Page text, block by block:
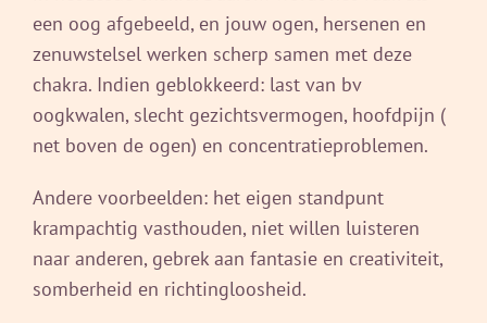
een oog afgebeeld, en jouw ogen, hersenen en
zenuwstelsel werken scherp samen met deze
chakra. Indien geblokkeerd: last van bv
oogkwalen, slecht gezichtsvermogen, hoofdpijn (
net boven de ogen) en concentratieproblemen.
Andere voorbeelden: het eigen standpunt
krampachtig vasthouden, niet willen luisteren
naar anderen, gebrek aan fantasie en creativiteit,
somberheid en richtingloosheid.